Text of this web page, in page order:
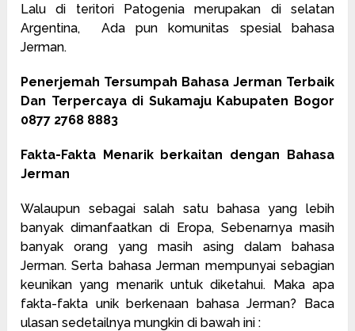
Lalu di teritori Patogenia merupakan di selatan
Argentina, Ada pun komunitas spesial bahasa
Jerman.
Penerjemah Tersumpah Bahasa Jerman Terbaik
Dan Terpercaya di Sukamaju Kabupaten Bogor
0877 2768 8883
Fakta-Fakta Menarik berkaitan dengan Bahasa
Jerman
Walaupun sebagai salah satu bahasa yang lebih
banyak dimanfaatkan di Eropa, Sebenarnya masih
banyak orang yang masih asing dalam bahasa
Jerman. Serta bahasa Jerman mempunyai sebagian
keunikan yang menarik untuk diketahui. Maka apa
fakta-fakta unik berkenaan bahasa Jerman? Baca
ulasan sedetailnya mungkin di bawah ini :